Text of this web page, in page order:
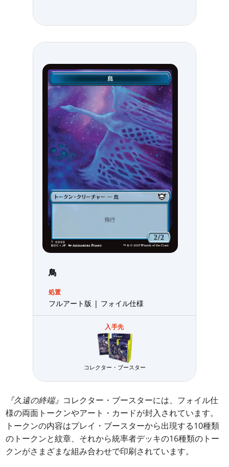
鳥
処置
フルアート版 | フォイル仕様
入手先
コレクター・ブースター
『久遠の終端』 コレクター・ブースターには、フォイル仕
様の両面トークンやアート・カードが封入されています。
トークンの内容はプレイ・ブースターから出現する10種類
のトークンと紋章、それから統率者デッキの16種類のトー
クンがさまざまな組み合わせで印刷されています。